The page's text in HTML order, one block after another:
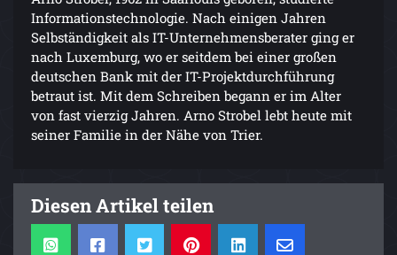
Informationstechnologie. Nach einigen Jahren
Selbständigkeit als IT-Unternehmensberater ging er
nach Luxemburg, wo er seitdem bei einer großen
deutschen Bank mit der IT-Projektdurchführung
betraut ist. Mit dem Schreiben begann er im Alter
von fast vierzig Jahren. Arno Strobel lebt heute mit
seiner Familie in der Nähe von Trier.
Diesen Artikel teilen